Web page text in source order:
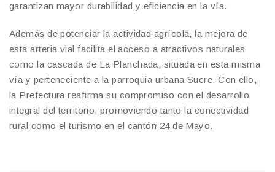
garantizan mayor durabilidad y eficiencia en la vía.
Además de potenciar la actividad agrícola, la mejora de
esta arteria vial facilita el acceso a atractivos naturales
como la cascada de La Planchada, situada en esta misma
vía y perteneciente a la parroquia urbana Sucre. Con ello,
la Prefectura reafirma su compromiso con el desarrollo
integral del territorio, promoviendo tanto la conectividad
rural como el turismo en el cantón 24 de Mayo.